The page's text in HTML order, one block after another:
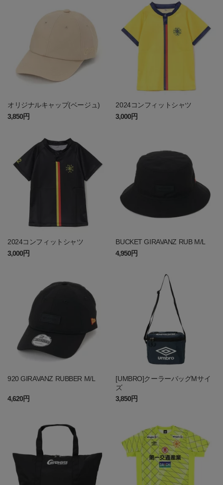
オリジナルキャップ(ベージュ)
3,850円
2024コンフィットシャツ
3,000円
2024コンフィットシャツ
3,000円
BUCKET GIRAVANZ RUB M/L
4,950円
920 GIRAVANZ RUBBER M/L
4,620円
[UMBRO]クーラーバッグMサイ
ズ
3,850円